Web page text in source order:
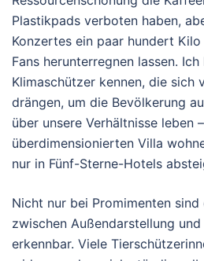
Plastikpads verboten haben,
Konzertes ein paar hundert
Fans herunterregnen lassen.
Klimaschützer kennen, die sich
drängen, um die Bevölkerung
über unsere Verhältnisse leben
überdimensionierten Villa
nur in Fünf-Sterne-Hotels
Nicht nur bei Promimenten
zwischen Außendarstellung
erkennbar. Viele